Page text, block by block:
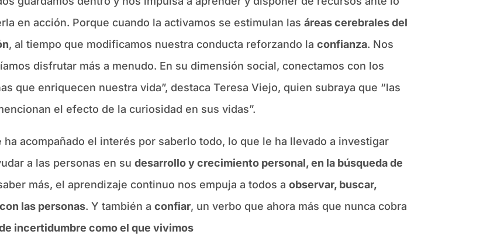
en acción. Porque cuando la activamos se estimulan lasáreas cerebrales del
, al tiempo que modificamos nuestra conducta reforzando laconfianza. Nos
disfrutar más a menudo. En su dimensión social, conectamos con los
que enriquecen nuestra vida”, destaca Teresa Viejo, quien subraya que “las
el efecto de la curiosidad en sus vidas”.
acompañado el interés por saberlo todo, lo que le ha llevado a investigar
a las personas en sudesarrollo y crecimiento personal, en la búsqueda de
más, el aprendizaje continuo nos empuja a todos aobservar, buscar,
las personas. Y también aconfiar, un verbo que ahora más que nunca cobra
incertidumbre como el que vivimos